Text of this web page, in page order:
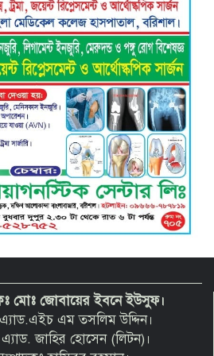
ক্লাবের সভাপতি নির্বাচিত হওয়ায়
মুজিবুর রহমান সরোয়ার কে ফুলেল
মোঃ জোবায়ের ইবনে ইউসুফ।
এ্যাড.এইচ এম তসলিম উদ্দিন।
জাহির হোসেন (লিটন)।